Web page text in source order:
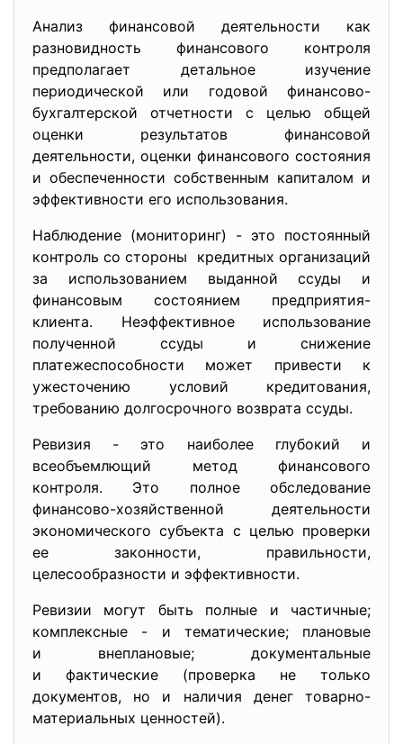
Анализ финансовой деятельности как
разновидность финансового контроля
предполагает детальное изучение
периодической или годовой финансово-
бухгалтерской отчетности с целью общей
оценки результатов финансовой
деятельности, оценки финансового состояния
и обеспеченности собственным капиталом и
эффективности его использования.
Наблюдение (мониторинг) - это постоянный
контроль со стороны кредитных организаций
за использованием выданной ссуды и
финансовым состоянием предприятия-
клиента. Неэффективное использование
полученной ссуды и снижение
платежеспособности может привести к
ужесточению условий кредитования,
требованию долгосрочного возврата ссуды.
Ревизия - это наиболее глубокий и
всеобъемлющий метод финансового
контроля. Это полное обследование
финансово-хозяйственной деятельности
экономического субъекта с целью проверки
ее законности, правильности,
целесообразности и эффективности.
Ревизии могут быть полные и частичные;
комплексные - и тематические; плановые
и внеплановые; документальные
и фактические (проверка не только
документов, но и наличия денег товарно-
материальных ценностей).